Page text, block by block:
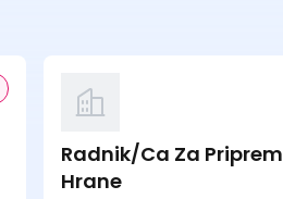
Radnik/Ca Za
Hrane